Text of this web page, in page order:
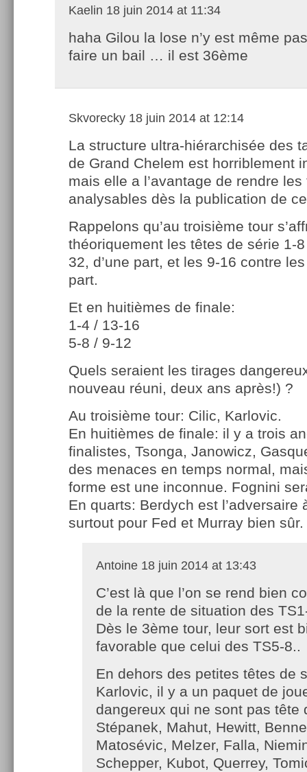
Kaelin 18 juin 2014 at 11:34
haha Gilou la lose n’y est même
faire un bail … il est 36ème
Skvorecky 18 juin 2014 at 12:14
La structure ultra-hiérarchisée des
de Grand Chelem est horriblement
mais elle a l’avantage de rendre
analysables dès la publication de
Rappelons qu’au troisième tour
théoriquement les têtes de série 1-
32, d’une part, et les 9-16 contre
part.
Et en huitièmes de finale:
1-4 / 13-16
5-8 / 9-12
Quels seraient les tirages
nouveau réuni, deux ans après!) ?
Au troisième tour: Cilic, Karlovic.
En huitièmes de finale: il y a trois
finalistes, Tsonga, Janowicz,
des menaces en temps normal,
forme est une inconnue. Fognini
En quarts: Berdych est l’adversaire
surtout pour Fed et Murray bien sûr.
Antoine 18 juin 2014 at 13:43
C’est là que l’on se rend bien
de la rente de situation des
Dès le 3ème tour, leur sort est
favorable que celui des TS5-8..
En dehors des petites têtes de
Karlovic, il y a un paquet de
dangereux qui ne sont pas tête
Stépanek, Mahut, Hewitt,
Matosévic, Melzer, Falla,
Schepper, Kubot, Querrey,